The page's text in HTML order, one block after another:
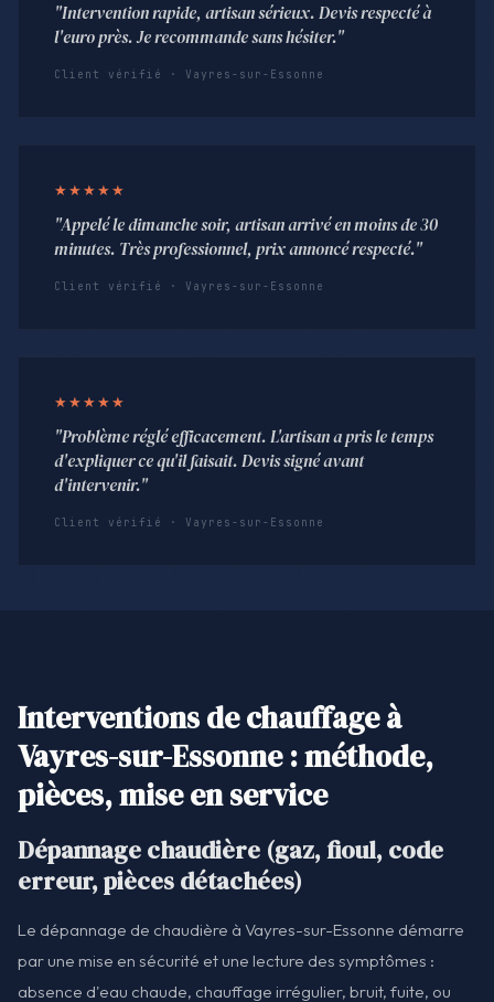
"Intervention rapide, artisan sérieux. Devis respecté à
l'euro près. Je recommande sans hésiter."
Client vérifié · Vayres-sur-Essonne
★★★★★
"Appelé le dimanche soir, artisan arrivé en moins de 30
minutes. Très professionnel, prix annoncé respecté."
Client vérifié · Vayres-sur-Essonne
★★★★★
"Problème réglé efficacement. L'artisan a pris le temps
d'expliquer ce qu'il faisait. Devis signé avant
d'intervenir."
Client vérifié · Vayres-sur-Essonne
Interventions de chauffage à
Vayres-sur-Essonne : méthode,
pièces, mise en service
Dépannage chaudière (gaz, fioul, code
erreur, pièces détachées)
Le dépannage de chaudière à Vayres-sur-Essonne démarre
par une mise en sécurité et une lecture des symptômes :
absence d'eau chaude, chauffage irrégulier, bruit, fuite, ou